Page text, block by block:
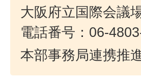
大阪府立国際会議
電話番号：06-
本部事務局連携推